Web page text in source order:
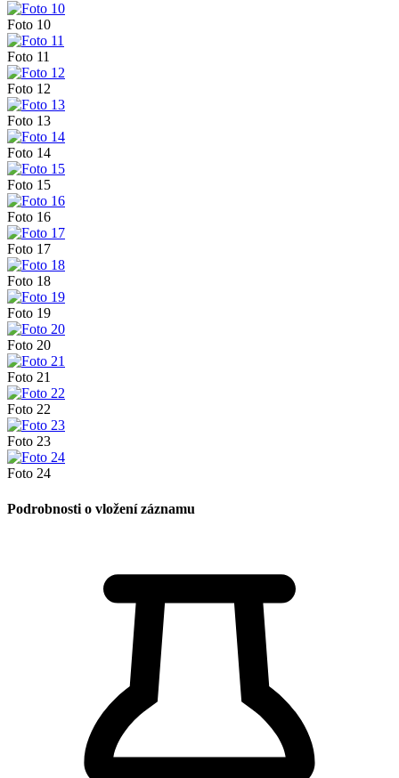
Foto 10
Foto 11
Foto 12
Foto 13
Foto 14
Foto 15
Foto 16
Foto 17
Foto 18
Foto 19
Foto 20
Foto 21
Foto 22
Foto 23
Foto 24
Podrobnosti o vložení záznamu